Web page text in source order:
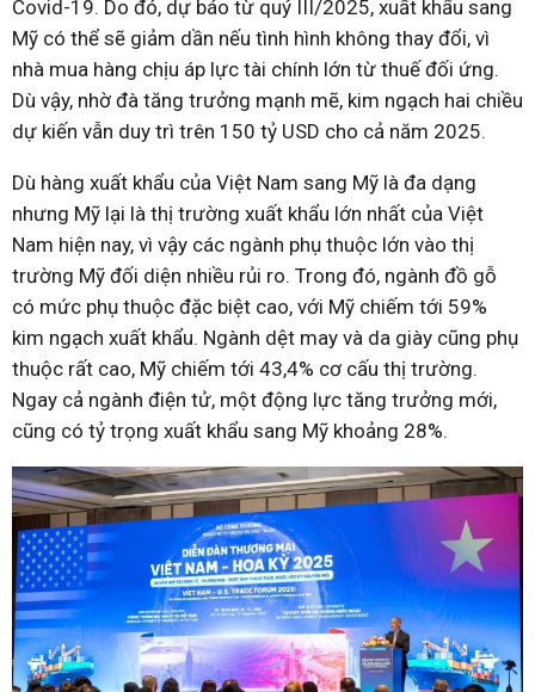
Covid-19. Do đó, dự báo từ quý III/2025, xuất khẩu sang
Mỹ có thể sẽ giảm dần nếu tình hình không thay đổi, vì
nhà mua hàng chịu áp lực tài chính lớn từ thuế đối ứng.
Dù vậy, nhờ đà tăng trưởng mạnh mẽ, kim ngạch hai chiều
dự kiến vẫn duy trì trên 150 tỷ USD cho cả năm 2025.
Dù hàng xuất khẩu của Việt Nam sang Mỹ là đa dạng
nhưng Mỹ lại là thị trường xuất khẩu lớn nhất của Việt
Nam hiện nay, vì vậy các ngành phụ thuộc lớn vào thị
trường Mỹ đối diện nhiều rủi ro. Trong đó, ngành đồ gỗ
có mức phụ thuộc đặc biệt cao, với Mỹ chiếm tới 59%
kim ngạch xuất khẩu. Ngành dệt may và da giày cũng phụ
thuộc rất cao, Mỹ chiếm tới 43,4% cơ cấu thị trường.
Ngay cả ngành điện tử, một động lực tăng trưởng mới,
cũng có tỷ trọng xuất khẩu sang Mỹ khoảng 28%.